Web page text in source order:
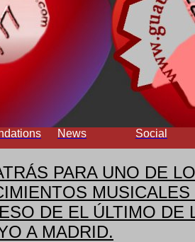
News Social
PARA UNO DE
DE EL ÚLTIMO DE
A MADRID.